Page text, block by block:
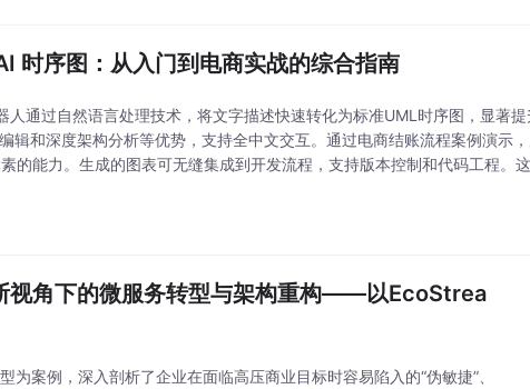
时序图：从入门到电商实战的综合指南
通过自然语言处理技术，将文字描述快速转化为标准UML时序图，显著
辑和深度架构分析等优势，支持全中文交互。通过电商结账流程案例演示
的能力。生成的图表可无缝集成到开发流程，支持版本控制和代码工程。
视角下的微服务转型与架构重构——以EcoStrea
为案例，深入剖析了企业在面临高压商业目标时容易陷入的“伪敏捷”、